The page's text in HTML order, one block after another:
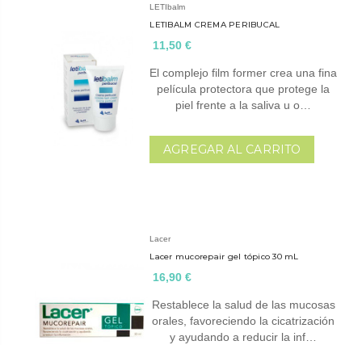
LETIbalm
LETIBALM CREMA PERIBUCAL
11,50 €
El complejo film former crea una fina
película protectora que protege la
piel frente a la saliva u o…
AGREGAR AL CARRITO
Lacer
Lacer mucorepair gel tópico 30 mL
16,90 €
Restablece la salud de las mucosas
orales, favoreciendo la cicatrización
y ayudando a reducir la inf…